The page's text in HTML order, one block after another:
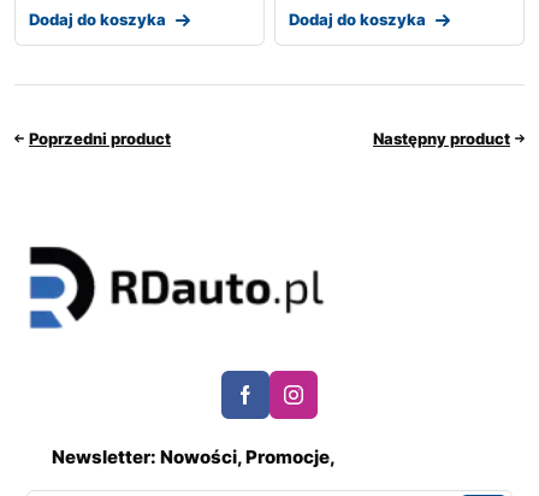
Dodaj do koszyka Dodaj do koszyka
Poprzedni product Następny product
Newsletter: Nowości, Promocje,